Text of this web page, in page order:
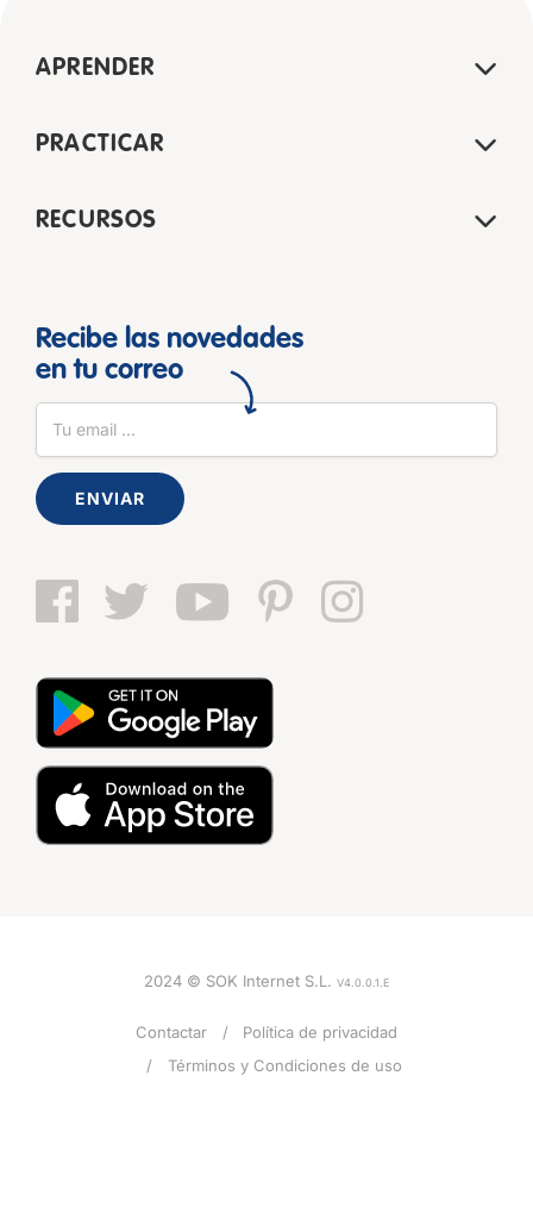
APRENDER
PRACTICAR
RECURSOS
Recibe las novedades
en tu correo
ENVIAR
2024 © SOK Internet S.L. V4.0.0.1.E
Contactar
Política de privacidad
Términos y Condiciones de uso